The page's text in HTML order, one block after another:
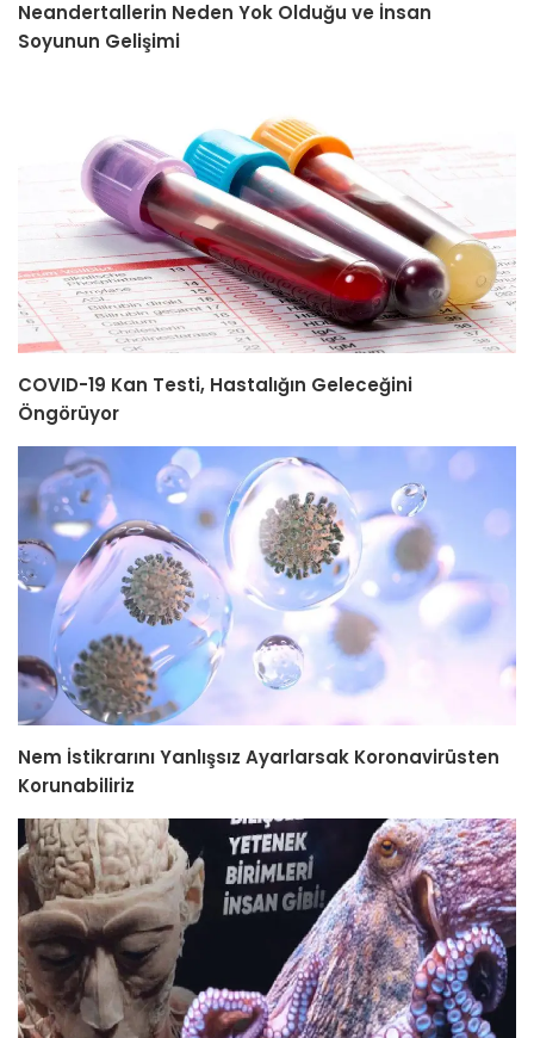
Neandertallerin Neden Yok Olduğu ve İnsan
Soyunun Gelişimi
COVID-19 Kan Testi, Hastalığın Geleceğini
Öngörüyor
Nem İstikrarını Yanlışsız Ayarlarsak Koronavirüsten
Korunabiliriz